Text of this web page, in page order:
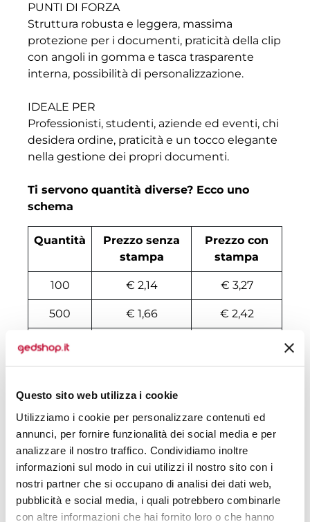
Questo sito web utilizza i cookie
Utilizziamo i cookie per personalizzare contenuti ed
annunci, per fornire funzionalità dei social media e per
analizzare il nostro traffico. Condividiamo inoltre
informazioni sul modo in cui utilizzi il nostro sito con i
nostri partner che si occupano di analisi dei dati web,
pubblicità e social media, i quali potrebbero combinarle
con altre informazioni che hai fornito loro o che hanno
PUNTI DI FORZA
Struttura robusta e leggera, massima
protezione per i documenti, praticità della clip
con angoli in gomma e tasca trasparente
interna, possibilità di personalizzazione.
IDEALE PER
Professionisti, studenti, aziende ed eventi, chi
desidera ordine, praticità e un tocco elegante
nella gestione dei propri documenti.
Ti servono quantità diverse? Ecco uno
schema
Quantità
Prezzo senza
stampa
Prezzo con
stampa
100 € 2,14 € 3,27
500 € 1,66 € 2,42
1000
2000 € 1,59 € 2,06
3000 € 1,58
4000 € 1,56 € 1,95
5000 € 1,52 € 1,89
6000 € 1,50 € 1,86
7000 € 1,49 € 1,83